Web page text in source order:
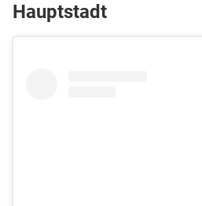
Hauptstadt